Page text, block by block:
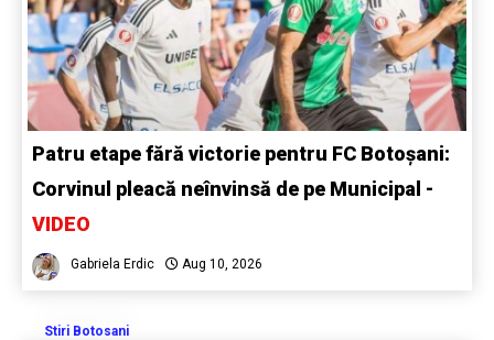
Patru etape fără victorie pentru FC Botoșani:
Corvinul pleacă neînvinsă de pe Municipal -
VIDEO
Gabriela Erdic Aug 10, 2026
Stiri Botosani